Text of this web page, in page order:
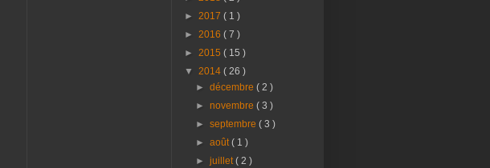
► 2017 ( 1 )
► 2016 ( 7 )
► 2015 ( 15 )
▼ 2014 ( 26 )
►décembre( 2 )
►novembre( 3 )
►septembre( 3 )
►août( 1 )
►juillet( 2 )